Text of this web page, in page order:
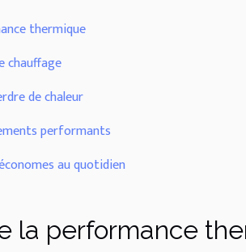
thermique
chauffage
de chaleur
performants
au quotidien
la performance